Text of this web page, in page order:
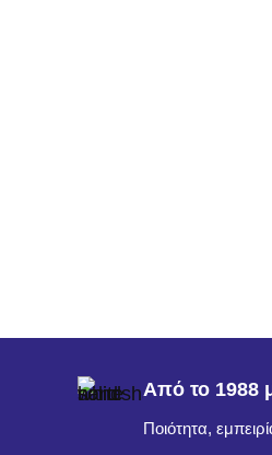
Από το 1988
Ποιότητα,